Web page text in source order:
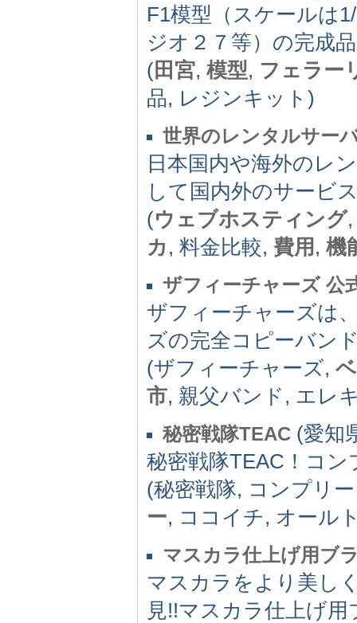
F1模型（スケールは
ジオ２７等）の完成
(田宮, 模型, フェラー
品, レジンキット)
世界のレンタルサー
日本国内や海外のレ
して国内外のサービ
(ウェブホスティング
カ , 料金比較, 費用 , 機
ザフィーチャーズ 公
ザフィーチャーズは
ズの完全コピーバン
(ザフィーチャーズ,
市, 親父バンド, エレ
秘密戦隊TEAC (愛知
秘密戦隊TEAC！コン
(秘密戦隊, コンプリ
ー, ココイチ, オール
マスカラ仕上げ用ブ
マスカラをより美し
見!!マスカラ仕上げ